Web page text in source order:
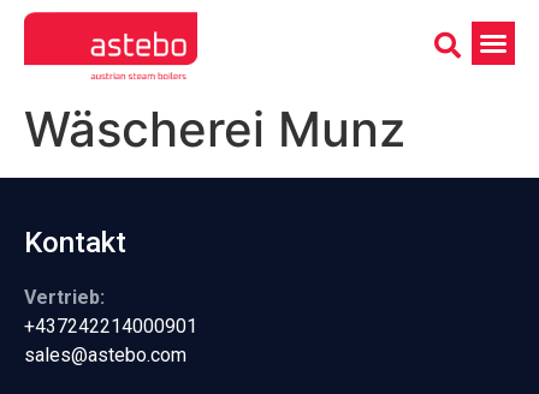
Wäscherei Munz
Kontakt
Vertrieb:
+437242214000901
sales@astebo.com